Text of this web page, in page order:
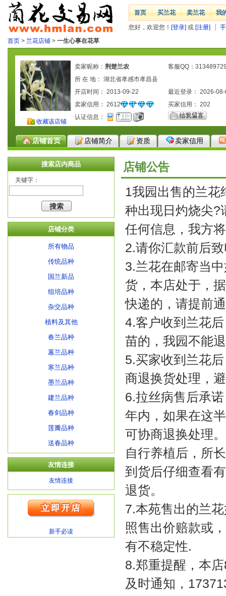
首页 买兰花 卖兰花 我
您好，欢迎您！ [登录] 或 [注册]
首页 > 兰花店铺 > 一生心事在花草
收藏该店铺
卖家昵称： 荆楚兰农
客服QQ：
所 在 地： 湖北省孝感市孝昌县
开店时间： 2013-09-22
最近登录： 2026-
卖家信用： 2612 买家信用： 202
认证信息：
店铺首页 店铺简介 资质 卖家信用
搜索店内商品
关键字：
店铺分类
所有物品
传统品种
国兰新品
组培品种
杂交品种
植料及其他
春兰品种
蕙兰品种
寒兰品种
墨兰品种
建兰品种
春剑品种
莲瓣品种
送春品种
友情连接
友情连接
新手必读
店铺公告
1我园出售的兰花
种出现日灼烧尖?
任何信息，我方
2.请你汇款前后
3.兰花在邮寄当
货，本店处于，
快递的，请提前
4.客户收到兰花
苗的，我园不能
5.买家收到兰花
商退换货处理，
6.拉丝病售后承
年内，如果在这
可协商退换处理
自行养植后，所
到货后仔细查看
退货。
7.本苑售出的兰
照售出价赔款或
有不稳定性.
8.郑重提醒，本
及时通知，